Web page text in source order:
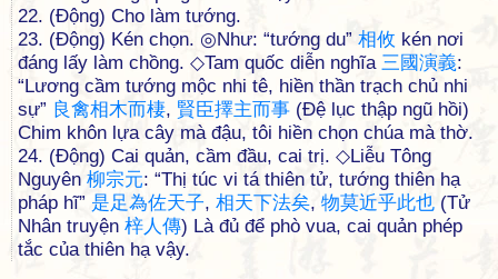
22. (Động) Cho làm tướng.
23. (Động) Kén chọn. ◎Như: “tướng du” 相攸 kén nơi
đáng lấy làm chồng. ◇Tam quốc diễn nghĩa 三國演義:
“Lương cầm tướng mộc nhi tê, hiền thần trạch chủ nhi
sự” 良禽相木而棲, 賢臣擇主而事 (Đệ lục thập ngũ hồi)
Chim khôn lựa cây mà đậu, tôi hiền chọn chúa mà thờ.
24. (Động) Cai quản, cầm đầu, cai trị. ◇Liễu Tông
Nguyên 柳宗元: “Thị túc vi tá thiên tử, tướng thiên hạ
pháp hĩ” 是足為佐天子, 相天下法矣, 物莫近乎此也 (Tử
Nhân truyện 梓人傳) Là đủ để phò vua, cai quản phép
tắc của thiên hạ vậy.